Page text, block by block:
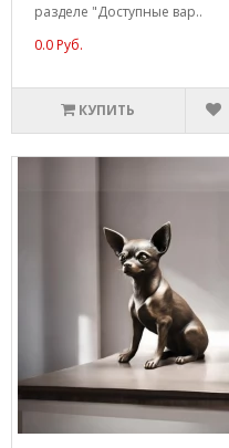
разделе "Доступные вар..
0.0 Руб.
КУПИТЬ